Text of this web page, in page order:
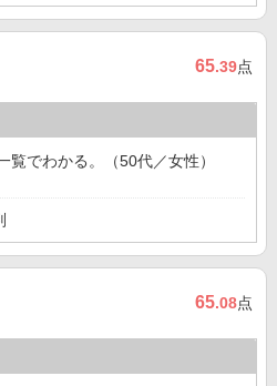
65.39点
覧でわかる。（50代／女性）
65.08点